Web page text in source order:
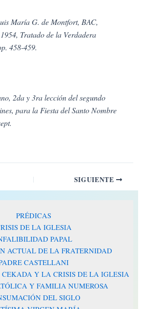
María G. de Montfort, BAC,
Tratado de la Verdadera
458-459.
2da y 3ra lección del segundo
para la Fiesta del Santo Nombre
SIGUIENTE
PRÉDICAS
DE LA IGLESIA
PAPAL
ACTUAL DE LA FRATERNIDAD
CASTELLANI
Y LA CRISIS DE LA IGLESIA
Y FAMILIA NUMEROSA
DEL SIGLO